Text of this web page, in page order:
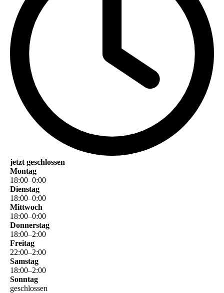
jetzt geschlossen
Montag
18:00–0:00
Dienstag
18:00–0:00
Mittwoch
18:00–0:00
Donnerstag
18:00–2:00
Freitag
22:00–2:00
Samstag
18:00–2:00
Sonntag
geschlossen